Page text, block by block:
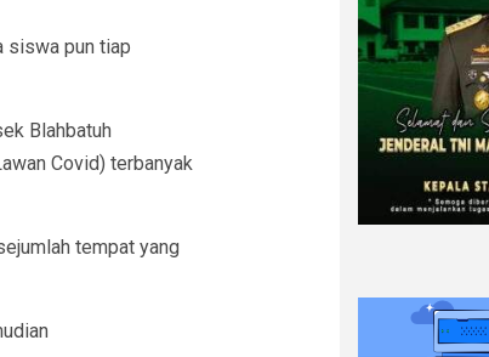
siswa pun tiap
Blahbatuh
Covid) terbanyak
tempat yang